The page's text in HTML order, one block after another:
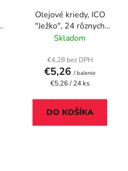
Olejové kriedy, ICO
"Ježko", 24 rôznych
farieb
Skladom
€4,28 bez DPH
€5,26 / balenie
Jednotková
€5,26 / 24 ks
DO KOŠÍKA